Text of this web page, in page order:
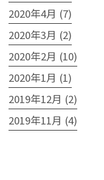
2020年4月 (7)
2020年3月 (2)
2020年2月 (10)
2020年1月 (1)
2019年12月 (2)
2019年11月 (4)